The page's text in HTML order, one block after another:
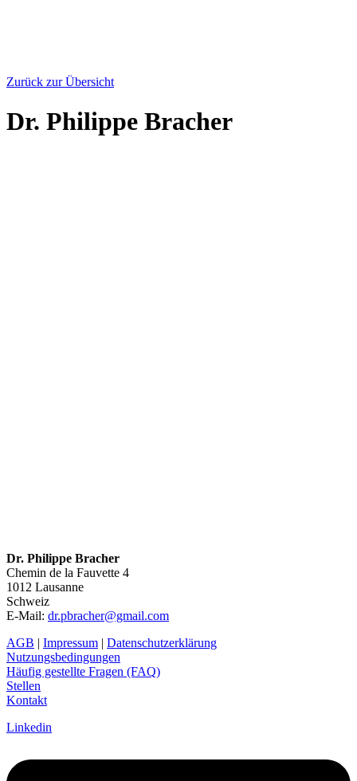
Zurück zur Übersicht
Dr. Philippe Bracher
Dr. Philippe Bracher
Chemin de la Fauvette 4
1012 Lausanne
Schweiz
E-Mail: dr.pbracher@gmail.com
AGB | Impressum | Datenschutzerklärung
Nutzungsbedingungen
Häufig gestellte Fragen (FAQ)
Stellen
Kontakt
Linkedin